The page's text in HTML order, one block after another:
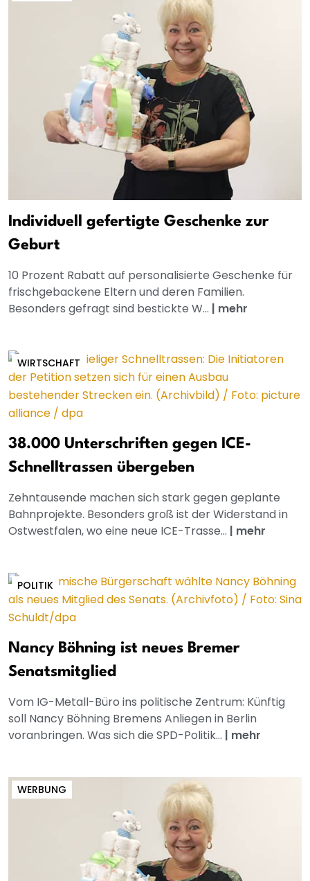
Individuell gefertigte Geschenke zur
Geburt
10 Prozent Rabatt auf personalisierte Geschenke für
frischgebackene Eltern und deren Familien.
Besonders gefragt sind bestickte W... | mehr
WIRTSCHAFT
38.000 Unterschriften gegen ICE-
Schnelltrassen übergeben
Zehntausende machen sich stark gegen geplante
Bahnprojekte. Besonders groß ist der Widerstand in
Ostwestfalen, wo eine neue ICE-Trasse... | mehr
POLITIK
Nancy Böhning ist neues Bremer
Senatsmitglied
Vom IG-Metall-Büro ins politische Zentrum: Künftig
soll Nancy Böhning Bremens Anliegen in Berlin
voranbringen. Was sich die SPD-Politik... | mehr
WERBUNG